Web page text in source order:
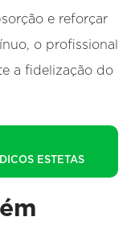
e reforçar
o profissional
a fidelização do
ESTETAS